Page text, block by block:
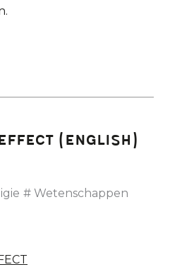
EFFECT (English)
Wetenschappen